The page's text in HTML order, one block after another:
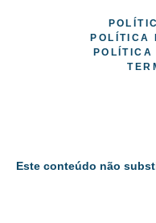
POLÍTICA
Este conteúdo não